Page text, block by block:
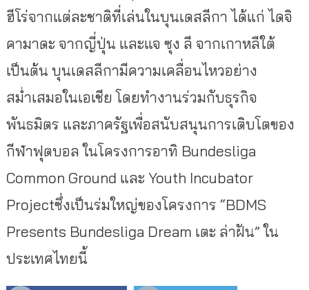
ฮีโร่จากแต่ละชาติที่เล่นในบุนเดสลีกา ได้แก่ ไดจิ
คามาดะ จากญี่ปุ่น และแจ ซุง ลี จากเกาหลีใต้
เป็นต้น บุนเดสลีกามีความเคลื่อนไหวอย่าง
สม่ำเสมอในเอเชีย โดยทำงานร่วมกับธุรกิจ
พันธมิตร และภาครัฐเพื่อสนับสนุนการเติบโตของ
กีฬาฟุตบอล ในโครงการอาทิ Bundesliga
Common Ground และ Youth Incubator
Projectซึ่งเป็นร่มใหญ่ของโครงการ “BDMS
Presents Bundesliga Dream เตะ ล่าฝัน” ใน
ประเทศไทยนี้